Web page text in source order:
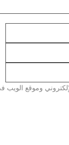
وموقع الويب